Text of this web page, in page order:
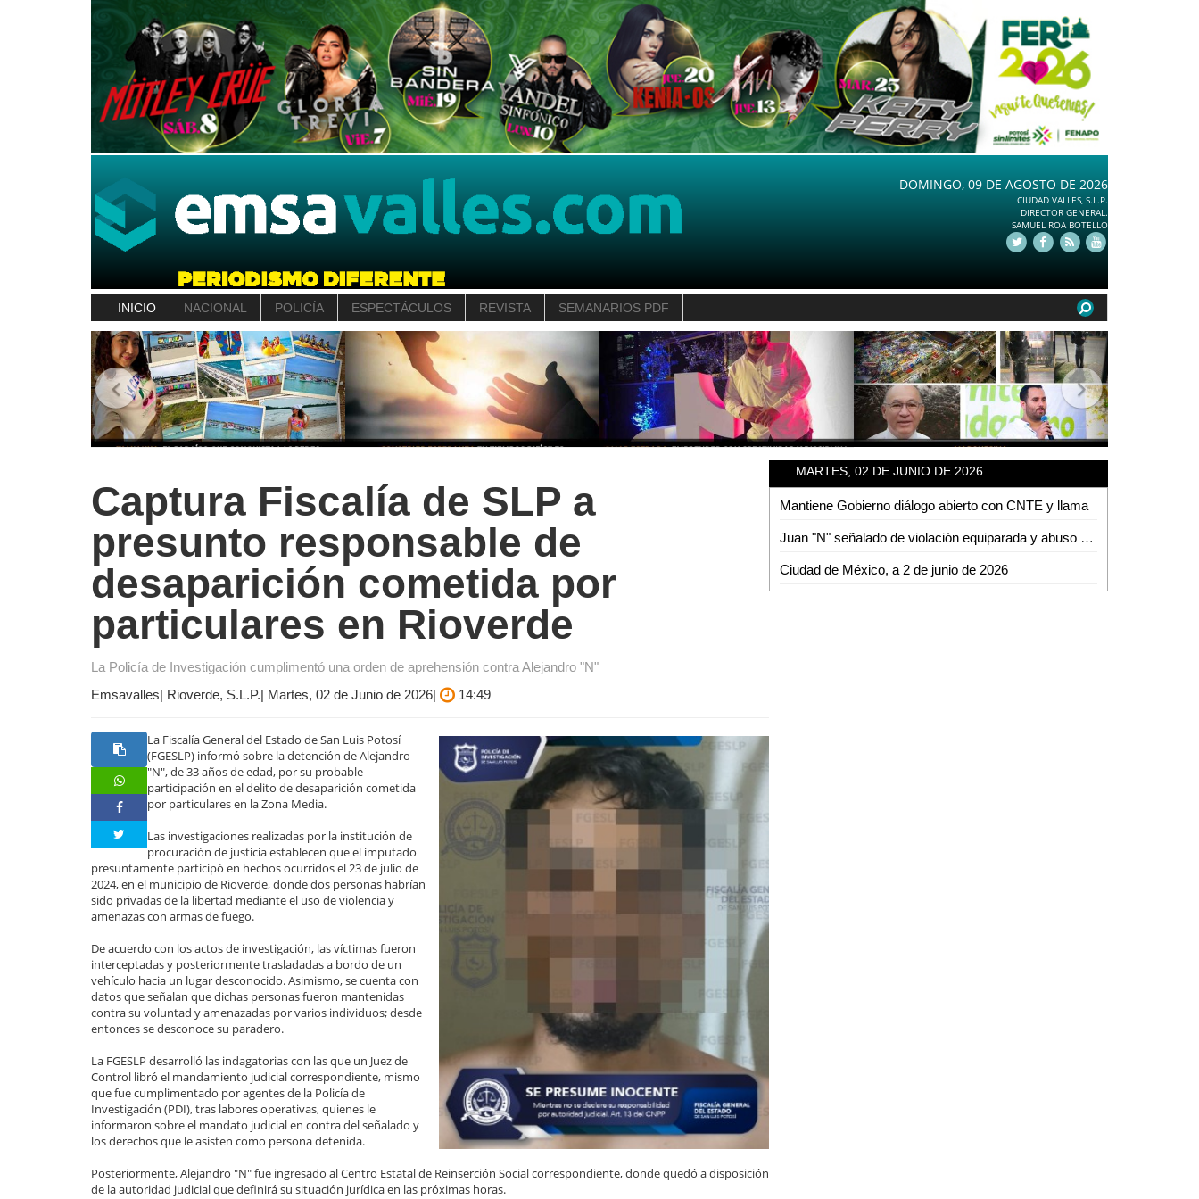
DOMINGO, 09 DE AGOSTO DE 2026
CIUDAD VALLES, S.L.P.
DIRECTOR GENERAL.
SAMUEL ROA BOTELLO
INICIO NACIONAL POLICÍA ESPECTÁCULOS REVISTA SEMANARIOS PDF
Captura Fiscalía de SLP a
presunto responsable de
desaparición cometida por
particulares en Rioverde
La Policía de Investigación cumplimentó una orden de aprehensión contra Alejandro "N"
Emsavalles| Rioverde, S.L.P.| Martes, 02 de Junio de 2026|
14:49
La Fiscalía General del Estado de San Luis Potosí
(FGESLP) informó sobre la detención de Alejandro
"N", de 33 años de edad, por su probable
participación en el delito de desaparición cometida
por particulares en la Zona Media.
Las investigaciones realizadas por la institución de
procuración de justicia establecen que el imputado
presuntamente participó en hechos ocurridos el 23 de julio de
2024, en el municipio de Rioverde, donde dos personas habrían
sido privadas de la libertad mediante el uso de violencia y
amenazas con armas de fuego.
De acuerdo con los actos de investigación, las víctimas fueron
interceptadas y posteriormente trasladadas a bordo de un
vehículo hacia un lugar desconocido. Asimismo, se cuenta con
datos que señalan que dichas personas fueron mantenidas
contra su voluntad y amenazadas por varios individuos; desde
entonces se desconoce su paradero.
La FGESLP desarrolló las indagatorias con las que un Juez de
Control libró el mandamiento judicial correspondiente, mismo
que fue cumplimentado por agentes de la Policía de
Investigación (PDI), tras labores operativas, quienes le
informaron sobre el mandato judicial en contra del señalado y
los derechos que le asisten como persona detenida.
Posteriormente, Alejandro "N" fue ingresado al Centro Estatal de Reinserción Social correspondiente, donde quedó a disposición
de la autoridad judicial que definirá su situación jurídica en las próximas horas.
MARTES, 02 DE JUNIO DE 2026
Mantiene Gobierno diálogo abierto con CNTE y llama
Juan "N" señalado de violación equiparada y abuso sexual en la capital potosina fue asegurado por Fiscalía de la mujer
Ciudad de México, a 2 de junio de 2026